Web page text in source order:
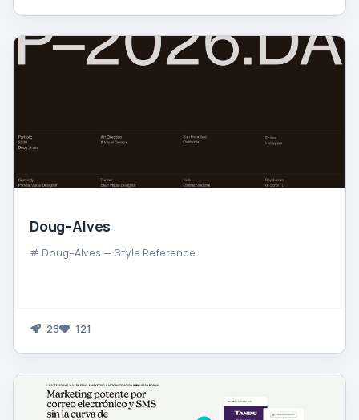
Doug–Alves
# Doug–Alves — Style Reference
28 121